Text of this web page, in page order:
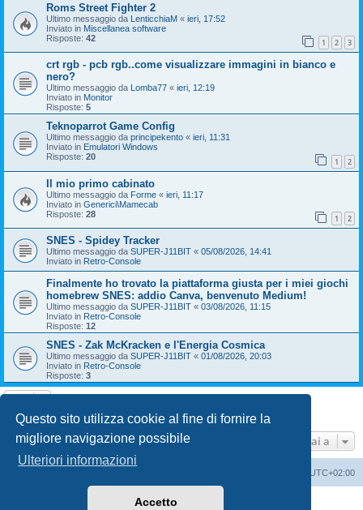
Questo sito utilizza cookie al fine di fornire la
migliore navigazione possibile
Ulteriori informazioni
Accetto
Roms Street Fighter 2
Ultimo messaggio da LenticchiaM « ieri, 17:52
Inviato in Miscellanea software
Risposte: 42 1 2 3
crt rgb - pcb rgb..come visualizzare immagini in bianco e
nero?
Ultimo messaggio da Lomba77 « ieri, 12:19
Inviato in Monitor
Risposte: 5
Teknoparrot Game Config
Ultimo messaggio da principekento « ieri, 11:31
Inviato in Emulatori Windows
Risposte: 20 1 2
Il mio primo cabinato
Ultimo messaggio da Forme « ieri, 11:17
Inviato in Generici\Mamecab
Risposte: 28 1 2
SNES - Spidey Tracker
Ultimo messaggio da SUPER-J11BIT « 05/08/2026, 14:41
Inviato in Retro-Console
Finalmente ho trovato la piattaforma giusta per i miei giochi
homebrew SNES: addio Canva, benvenuto Medium!
Ultimo messaggio da SUPER-J11BIT « 03/08/2026, 11:15
Inviato in Retro-Console
Risposte: 12
SNES - Zak McKracken e l'Energia Cosmica
Ultimo messaggio da SUPER-J11BIT « 01/08/2026, 20:03
Inviato in Retro-Console
Risposte: 3
La ricerca ha trovato 8 risultati • Pagina1di1
Vai a
UTC+02:00
phpBB® Forum Software © phpBB Limited